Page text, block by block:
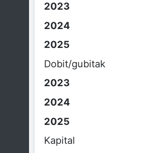
Dobit/gubitak
Kapital